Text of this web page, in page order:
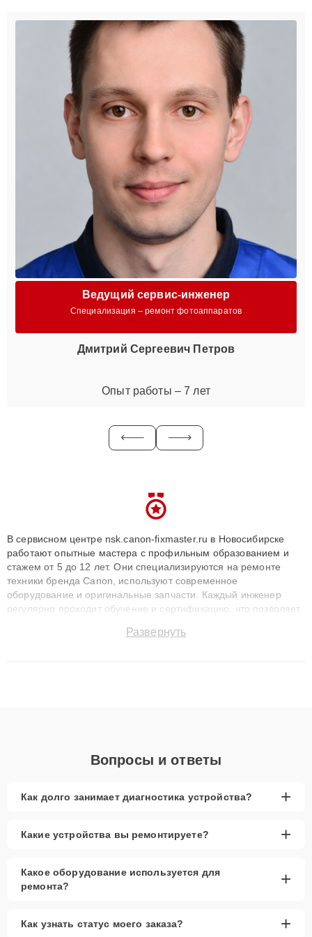
Ведущий сервис-инженер
Специализация – ремонт фотоаппаратов
Дмитрий Сергеевич Петров
Опыт работы – 7 лет
В сервисном центре nsk.canon-fixmaster.ru в Новосибирске
работают опытные мастера с профильным образованием и
стажем от 5 до 12 лет. Они специализируются на ремонте
техники бренда Canon, используют современное
оборудование и оригинальные запчасти. Каждый инженер
регулярно проходит обучение и сертификацию, что позволяет
технику с сохранением гарантии до 3 лет. Наши мастера
Развернуть
Вопросы и ответы
Как долго занимает диагностика устройства? +
Какие устройства вы ремонтируете? +
Какое оборудование используется для
ремонта?
+
Как узнать статус моего заказа? +